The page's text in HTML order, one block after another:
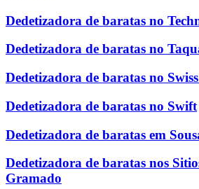
Dedetizadora de baratas no
Dedetizadora de baratas no
Dedetizadora de baratas no
Dedetizadora de baratas no Swift
Dedetizadora de baratas em
Dedetizadora de baratas nos
Gramado